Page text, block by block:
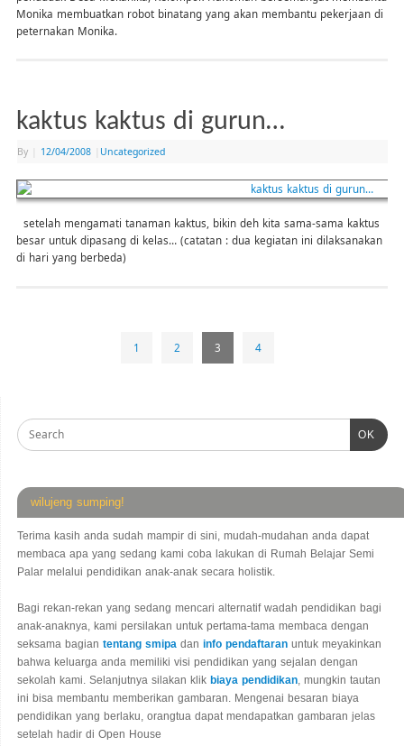
Monika membuatkan robot binatang yang akan membantu pekerjaan di
peternakan Monika.
kaktus kaktus di gurun…
By 12/04/2008 Uncategorized
setelah mengamati tanaman kaktus, bikin deh kita sama-sama kaktus
besar untuk dipasang di kelas… (catatan : dua kegiatan ini dilaksanakan
di hari yang berbeda)
1 2 3 4
OK
wilujeng sumping!
Terima kasih anda sudah mampir di sini, mudah-mudahan anda dapat
membaca apa yang sedang kami coba lakukan di Rumah Belajar Semi
Palar melalui pendidikan anak-anak secara holistik.
Bagi rekan-rekan yang sedang mencari alternatif wadah pendidikan bagi
anak-anaknya, kami persilakan untuk pertama-tama membaca dengan
seksama bagian tentang smipa dan info pendaftaran untuk meyakinkan
bahwa keluarga anda memiliki visi pendidikan yang sejalan dengan
sekolah kami. Selanjutnya silakan klik biaya pendidikan, mungkin tautan
ini bisa membantu memberikan gambaran. Mengenai besaran biaya
pendidikan yang berlaku, orangtua dapat mendapatkan gambaran jelas
setelah hadir di Open House